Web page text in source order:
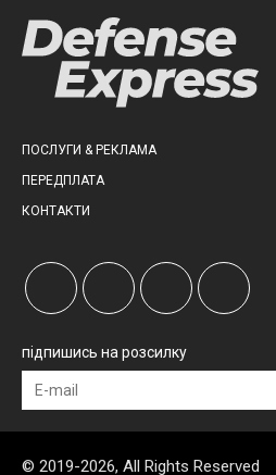
ПОСЛУГИ & РЕКЛАМА
ПЕРЕДПЛАТА
КОНТАКТИ
підпишись на розсилку
© 2019-2026, All Rights Reserved